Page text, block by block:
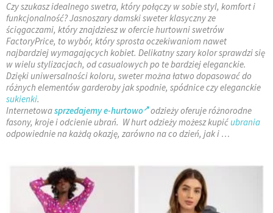
Czy szukasz idealnego swetra, który połączy w sobie styl, komfort i
funkcjonalność? Jasnoszary damski sweter klasyczny ze
ściągaczami, który znajdziesz w ofercie hurtowni swetrów
FactoryPrice, to wybór, który sprosta oczekiwaniom nawet
najbardziej wymagających kobiet. Delikatny szary kolor sprawdzi się
w wielu stylizacjach, od casualowych po te bardziej eleganckie.
Dzięki uniwersalności koloru, sweter można łatwo dopasować do
różnych elementów garderoby jak spodnie, spódnice czy eleganckie
sukienki.
Internetowasprzedajemy e-hurtowo odzieży oferuje różnorodne
fasony, kroje i odcienie ubrań. W hurt odzieży możesz kupić ubrania
odpowiednie na każdą okazję, zarówno na co dzień, jak i …